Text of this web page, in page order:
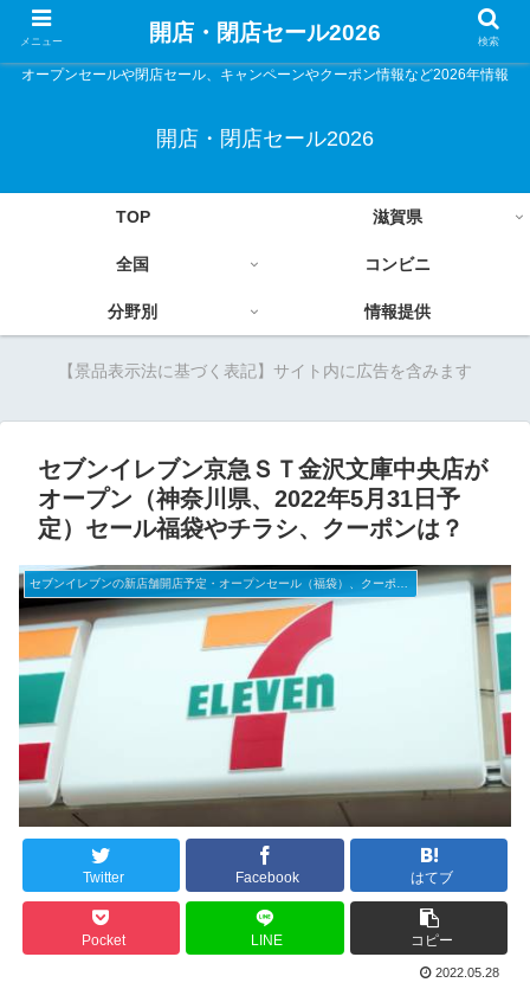
オープンセールや閉店セール、キャンペーンやクーポン情報など2026年情報
開店・閉店セール2026
TOP 滋賀県
全国 コンビニ
分野別 情報提供
【景品表示法に基づく表記】サイト内に広告を含みます
セブンイレブン京急ＳＴ金沢文庫中央店が
オープン（神奈川県、2022年5月31日予
定）セール福袋やチラシ、クーポンは？
Twitter Facebook はてブ
Pocket LINE コピー
2022.05.28
メニュー 開店・閉店セール2026 検索